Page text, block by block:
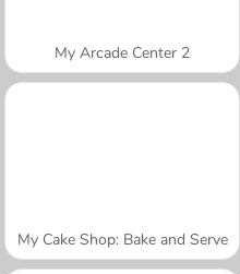
My Arcade Center 2
My Cake Shop: Bake and Serve